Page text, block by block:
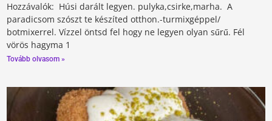
Hozzávalók:⁣ ⁣ Húsi darált legyen. pulyka,csirke,marha. ⁣ A
paradicsom szószt te készíted otthon.-turmixgéppel/
botmixerrel. Vízzel öntsd fel hogy ne legyen olyan sűrű.⁣ Fél
vörös hagyma⁣ 1
Tovább olvasom »